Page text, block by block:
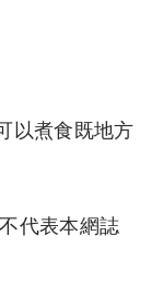
以煮食既地方
代表本網誌